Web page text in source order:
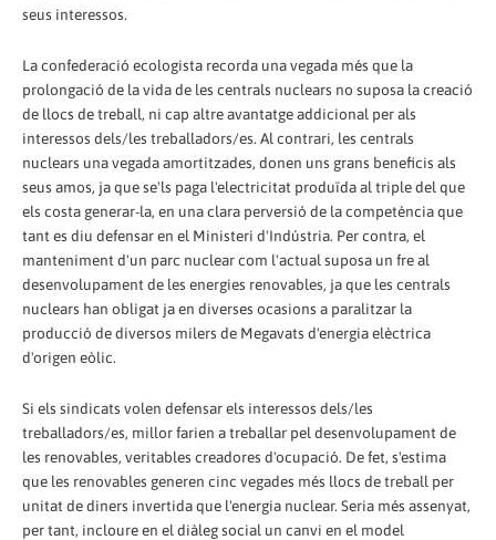
seus interessos.
La confederació ecologista recorda una vegada més que la
prolongació de la vida de les centrals nuclears no suposa la creació
de llocs de treball, ni cap altre avantatge addicional per als
interessos dels/les treballadors/es. Al contrari, les centrals
nuclears una vegada amortitzades, donen uns grans beneficis als
seus amos, ja que se'ls paga l'electricitat produïda al triple del que
els costa generar-la, en una clara perversió de la competència que
tant es diu defensar en el Ministeri d'Indústria. Per contra, el
manteniment d'un parc nuclear com l'actual suposa un fre al
desenvolupament de les energies renovables, ja que les centrals
nuclears han obligat ja en diverses ocasions a paralitzar la
producció de diversos milers de Megavats d'energia elèctrica
d'origen eòlic.
Si els sindicats volen defensar els interessos dels/les
treballadors/es, millor farien a treballar pel desenvolupament de
les renovables, veritables creadores d'ocupació. De fet, s'estima
que les renovables generen cinc vegades més llocs de treball per
unitat de diners invertida que l'energia nuclear. Seria més assenyat,
per tant, incloure en el diàleg social un canvi en el model